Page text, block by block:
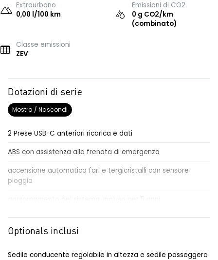
Extraurbano
0,00 l/100 km
Emissioni di CO2
0 g CO2/km
(combinato)
Classe emissioni
ZEV
Dotazioni di serie
Mostra / Nascondi
2 Prese USB-C anteriori ricarica e dati
ABS con assistenza alla frenata di emergenza
accensione automatica fari e tergicristalli con sensore
pioggia
airbag conducente passeggero e a tendina
airbag frontali conducente e passeggero
alert sonoro per i pedoni
Optionals inclusi
Sedile conducente regolabile in altezza e sedile passeggero